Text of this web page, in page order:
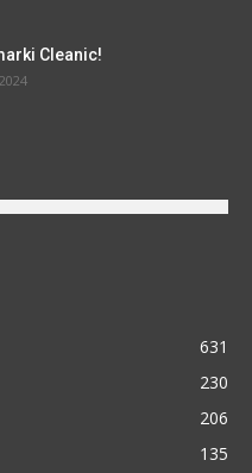
Cleanic!
631
230
206
135